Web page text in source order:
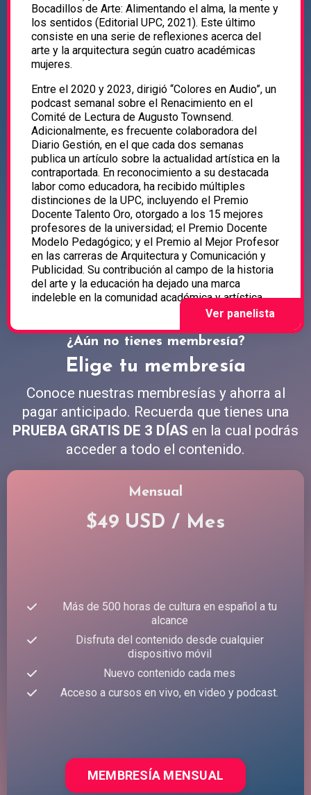
Bocadillos de Arte: Alimentando el alma, la mente y
los sentidos (Editorial UPC, 2021). Este último
consiste en una serie de reflexiones acerca del
arte y la arquitectura según cuatro académicas
mujeres.
Entre el 2020 y 2023, dirigió “Colores en Audio”, un
podcast semanal sobre el Renacimiento en el
Comité de Lectura de Augusto Townsend.
Adicionalmente, es frecuente colaboradora del
Diario Gestión, en el que cada dos semanas
publica un artículo sobre la actualidad artística en la
contraportada. En reconocimiento a su destacada
labor como educadora, ha recibido múltiples
distinciones de la UPC, incluyendo el Premio
Docente Talento Oro, otorgado a los 15 mejores
profesores de la universidad; el Premio Docente
Modelo Pedagógico; y el Premio al Mejor Profesor
en las carreras de Arquitectura y Comunicación y
Publicidad. Su contribución al campo de la historia
del arte y la educación ha dejado una marca
indeleble en la comunidad académica y artística.
¿Aún no tienes membresía?
Elige tu membresía
Conoce nuestras membresías y ahorra al
pagar anticipado. Recuerda que tienes una
PRUEBA GRATIS DE 3 DÍAS en la cual podrás
acceder a todo el contenido.
Mensual
$49 USD / Mes
Más de 500 horas de cultura en español a tu
alcance
Disfruta del contenido desde cualquier
dispositivo móvil
Nuevo contenido cada mes
Acceso a cursos en vivo, en video y podcast.
MEMBRESÍA MENSUAL